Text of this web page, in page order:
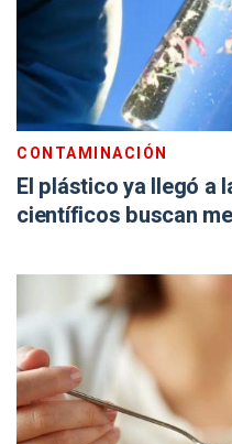
CONTAMINACIÓN
El plástico ya llegó a
científicos buscan